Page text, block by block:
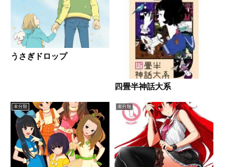
うさぎドロップ
四畳半神話大系
未分類 未分類